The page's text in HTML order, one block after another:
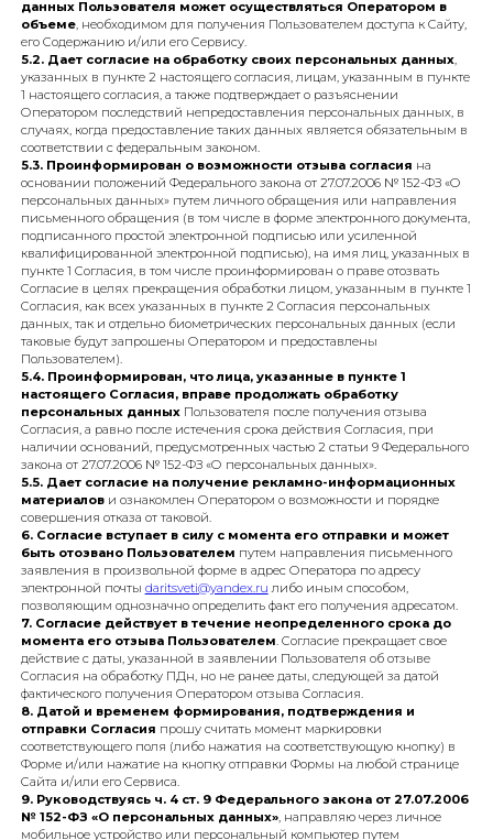
уточнение (обновление, изменение), извлечение, использование,
передачу (распространение, предоставление, доступ), обезличивание,
блокирование, удаление, уничтожение персональных данных
Пользователя.
5. Настоящим, Пользователь подтверждает, что:
5.1. Ознакомлен и согласен с тем, что передача
данных Пользователя может осуществляться Оператором в
объеме, необходимом для получения Пользователем доступа к
его Содержанию и/или его Сервису.
5.2. Дает согласие на обработку своих персональных данных
указанных в пункте 2 настоящего согласия, лицам, указанным в
1 настоящего согласия, а также подтверждает о разъяснении
Оператором последствий непредоставления персональных данных,
случаях, когда предоставление таких данных является обязательным
соответствии с федеральным законом.
5.3. Проинформирован о возможности отзыва согласияна
основании положений Федерального закона от 27.07.2006 № 152-ФЗ «О
персональных данных» путем личного обращения или направления
письменного обращения (в том числе в форме электронного
подписанного простой электронной подписью или усиленной
квалифицированной электронной подписью), на имя лиц,
пункте 1 Согласия, в том числе проинформирован о праве отозвать
Согласие в целях прекращения обработки лицом, указанным в
Согласия, как всех указанных в пункте 2 Согласия персональных
данных, так и отдельно биометрических персональных данных (если
таковые будут запрошены Оператором и предоставлены
Пользователем).
5.4. Проинформирован, что лица, указанные в пункте 1
настоящего Согласия, вправе продолжать обработку
персональных данныхПользователя после получения отзыва
Согласия, а равно после истечения срока действия Согласия, при
наличии оснований, предусмотренных частью 2 статьи 9
закона от 27.07.2006 № 152-ФЗ «О персональных данных».
5.5. Дает согласие на получение рекламно-информационных
материалов
и ознакомлен Оператором о возможности и порядке
совершения отказа от таковой.
6. Согласие вступает в силу с момента его отправки и может
быть отозвано Пользователемпутем направления письменного
заявления в произвольной форме в адрес Оператора по адресу
электронной почтыdaritsveti@yandex.ruлибо иным способом,
позволяющим однозначно определить факт его получения адресатом.
7. Согласие действует в течение неопределенного срока до
момента его отзыва Пользователем. Согласие прекращает свое
действие с даты, указанной в заявлении Пользователя об отзыве
ХОТИТЕ ПОРАДОВАТЬ
ЧЕЛОВЕКА УЖЕ СЕГОДНЯ?
Выберите букет онлайн или просто
свяжитесь с нами — быстро подскажем,
соберём красивый букет и оформим
доставку в удобное время.
Оставить заявку